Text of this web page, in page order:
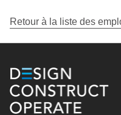
Retour à la liste des